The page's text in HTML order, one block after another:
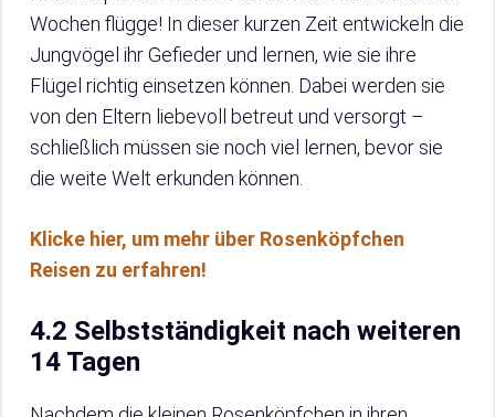
Wochen flügge! In dieser kurzen Zeit entwickeln die
Jungvögel ihr Gefieder und lernen, wie sie ihre
Flügel richtig einsetzen können. Dabei werden sie
von den Eltern liebevoll betreut und versorgt –
schließlich müssen sie noch viel lernen, bevor sie
die weite Welt erkunden können.
Klicke hier, um mehr über Rosenköpfchen
Reisen zu erfahren!
4.2 Selbstständigkeit nach weiteren
14 Tagen